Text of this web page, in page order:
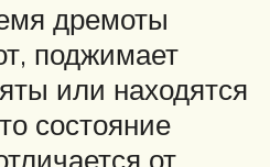
дремоты
поджимает
или находятся
состояние
от